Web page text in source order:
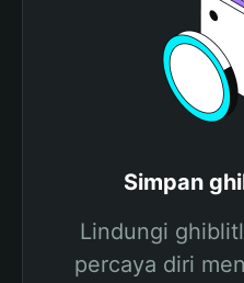
Simpan
Lindungi
percaya diri